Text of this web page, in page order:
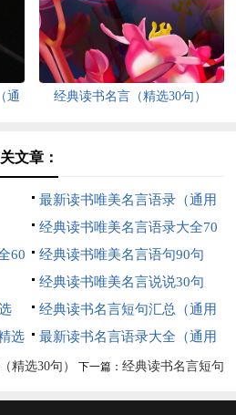
通
经典读书名言（精选30句）
文章：
最新读书唯美名言语录（通用
70句）
经典读书唯美名言语录大全70
句
60
经典读书唯美名言语句90句
经典读书唯美名言说说30句
经典读书名言短句汇总（通用
50句）
选
最新读书名言语录大全（通用
100句）
精选30句） 下一篇： 经典读书名言短句